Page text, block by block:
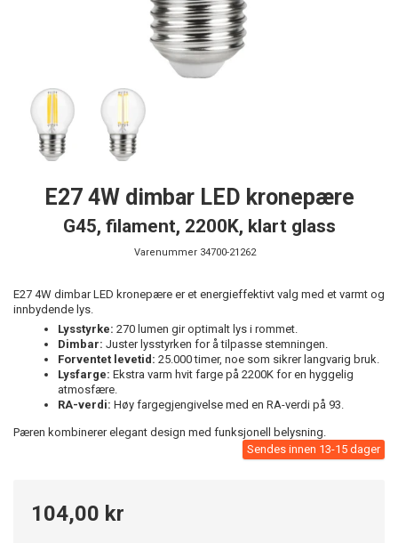
E27 4W dimbar LED kronepære
G45, filament, 2200K, klart glass
Varenummer 34700-21262
E27 4W dimbar LED kronepære er et energieffektivt valg med et varmt og
innbydende lys.
Lysstyrke: 270 lumen gir optimalt lys i rommet.
Dimbar: Juster lysstyrken for å tilpasse stemningen.
Forventet levetid: 25.000 timer, noe som sikrer langvarig bruk.
Lysfarge: Ekstra varm hvit farge på 2200K for en hyggelig
atmosfære.
RA-verdi: Høy fargegjengivelse med en RA-verdi på 93.
Pæren kombinerer elegant design med funksjonell belysning.
Sendes innen 13-15 dager
104,00 kr